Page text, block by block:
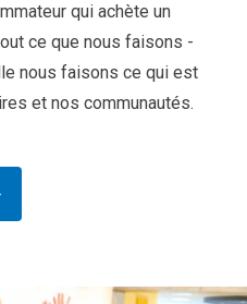
qui achète un
ce que nous faisons -
nous faisons ce qui est
et nos communautés.